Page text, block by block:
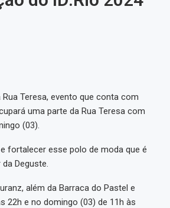
Teresa, evento que conta com
uma parte da Rua Teresa com
(03).
fortalecer esse polo de moda que é
Deguste.
além da Barraca do Pastel e
22h e no domingo (03) de 11h às